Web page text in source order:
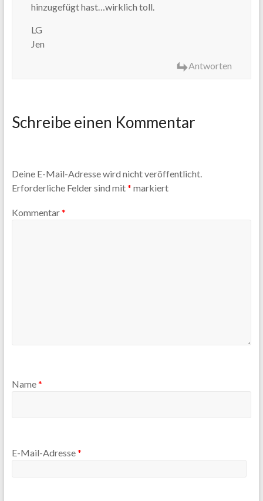
hinzugefügt hast…wirklich toll.
LG
Jen
Antworten
Schreibe einen Kommentar
Deine E-Mail-Adresse wird nicht veröffentlicht.
Erforderliche Felder sind mit* markiert
Kommentar*
Name*
E-Mail-Adresse*